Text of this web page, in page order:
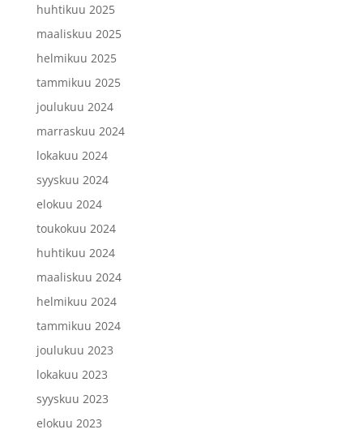
huhtikuu 2025
maaliskuu 2025
helmikuu 2025
tammikuu 2025
joulukuu 2024
marraskuu 2024
lokakuu 2024
syyskuu 2024
elokuu 2024
toukokuu 2024
huhtikuu 2024
maaliskuu 2024
helmikuu 2024
tammikuu 2024
joulukuu 2023
lokakuu 2023
syyskuu 2023
elokuu 2023